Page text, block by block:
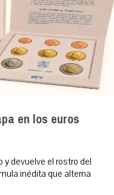
en los euros
y devuelve el rostro del
inédita que alterna